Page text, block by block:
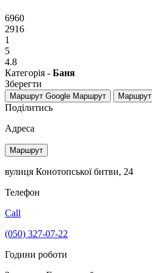
6960
2916
1
5
4.8
Категорія - Баня
Зберегти
Маршрут Google Маршрут Маршрут
Поділитись
Адреса
Маршрут
вулиця Конотопської битви, 24
Телефон
Call
(050) 327-07-22
Години роботи